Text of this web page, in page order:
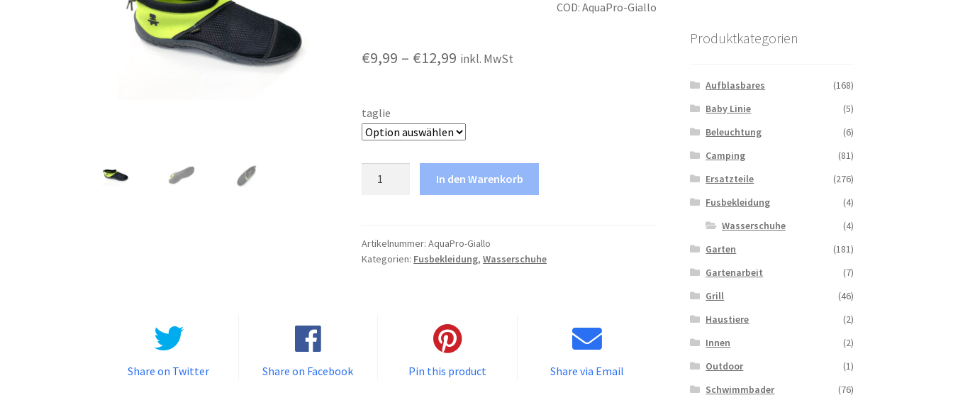
COD: AquaPro-Giallo
€9,99 – €12,99 Preisspanne:
€12,99
inkl. MwSt
taglie
In den Warenkorb
Artikelnummer:AquaPro-Giallo
Kategorien: Fusbekleidung,Wasserschuhe
Share on Twitter Share on Facebook Pin this product Share via Email
Produktkategorien
Aufblasbares
(168)
Baby Linie
(5)
Beleuchtung
(6)
Camping
(81)
Ersatzteile
(276)
Fusbekleidung
(4)
Wasserschuhe
(4)
Garten
(181)
Gartenarbeit
(7)
Grill
(46)
Haustiere
(2)
Innen
(2)
Outdoor
(1)
Schwimmbader
(76)